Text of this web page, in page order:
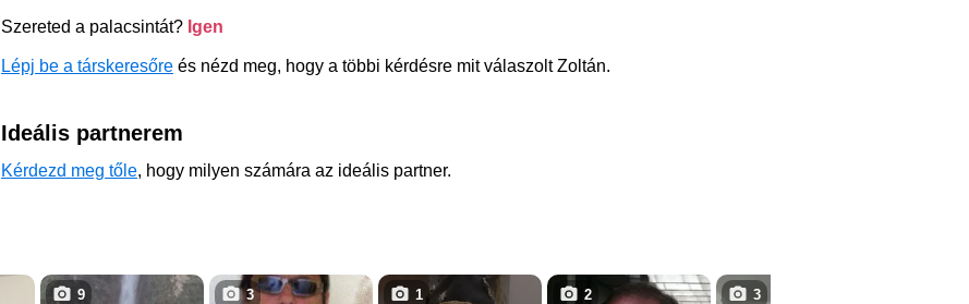
Szereted a palacsintát? Igen
Lépj be a társkeresőre és nézd meg, hogy a többi kérdésre mit válaszolt Zoltán.
Ideális partnerem
Kérdezd meg tőle, hogy milyen számára az ideális partner.
9 3 1 2 3